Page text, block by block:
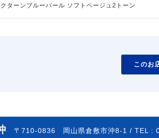
クターンブルーパール ソフトベージュ2トーン
このお
〒710-0836 岡山県倉敷市沖8-1 / TEL :